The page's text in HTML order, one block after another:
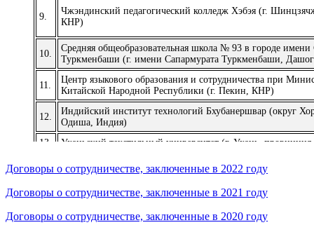
9.
Чжэндинский педагогический колледж Хэбэя (г.
КНР)
10.
Средняя общеобразовательная школа № 93 в городе имени
Туркменбаши (г. имени Сапармурата Туркменбаши,
11.
Центр языкового образования и сотрудничества при
Китайской Народной Республики (г. Пекин, КНР)
12.
Индийский институт технологий Бхубанершвар (округ
Одиша, Индия)
13.
Уханьский текстильный университет (г. Ухань,
Договоры о сотрудничестве, заключенные в 2022 году
Договоры о сотрудничестве, заключенные в 2021 году
Договоры о сотрудничестве, заключенные в 2020 году